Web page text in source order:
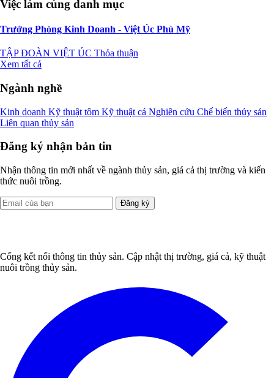
Việc làm cùng danh mục
Trưởng Phòng Kinh Doanh - Việt Úc Phù Mỹ
TẬP ĐOÀN VIỆT ÚC Thỏa thuận
Xem tất cả
Ngành nghề
Kinh doanh Kỹ thuật tôm Kỹ thuật cá Nghiên cứu Chế biến thủy sản
Liên quan thủy sản
Đăng ký nhận bản tin
Nhận thông tin mới nhất về ngành thủy sản, giá cả thị trường và kiến
thức nuôi trồng.
Đăng ký
Cổng kết nối thông tin thủy sản. Cập nhật thị trường, giá cả, kỹ thuật
nuôi trồng thủy sản.